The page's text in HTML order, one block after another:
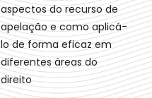
aspectos do recurso de
apelação e como aplicá-
lo de forma eficaz em
diferentes áreas do
direito